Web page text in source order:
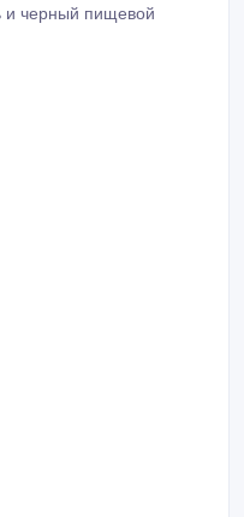
и черный пищевой